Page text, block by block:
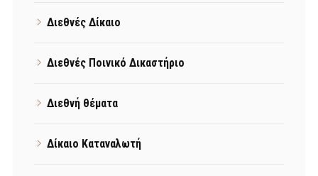
Διεθνές Δίκαιο
Διεθνές Ποινικό Δικαστήριο
Διεθνή θέματα
Δίκαιο Καταναλωτή